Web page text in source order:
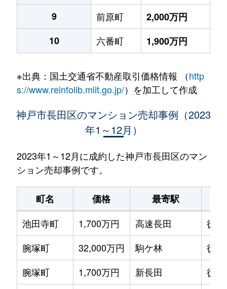
9
前原町
2,000万円
10
六番町 1,900万円
※出典：国土交通省不動産取引価格情報 （http
s://www.reinfolib.mlit.go.jp/）を加工して作成
神戸市長田区のマンション売却事例（2023
年1～12月）
2023年1～12月に成約した神戸市長田区のマン
ション売却事例です。
町名 価格 最寄駅
池田寺町
1,700万円 高速長田
徒
腕塚町
32,000万円 駒ケ林
徒
腕塚町
1,700万円 新長田
徒